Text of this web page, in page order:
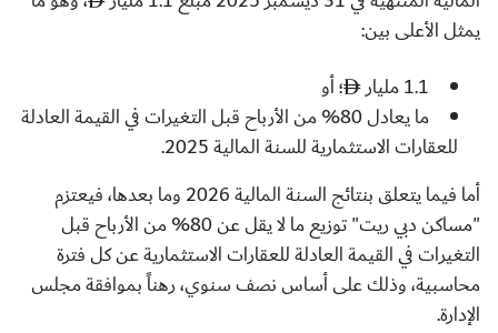
يمثل الأعلى بين:
1.1 مليار
؛ أو
ما يعادل 80% من الأرباح قبل التغيرات في القيمة العادلة
للعقارات الاستثمارية للسنة المالية 2025.
أما فيما يتعلق بنتائج السنة المالية 2026 وما بعدها، فيعتزم
"مساكن دبي ريت" توزيع ما لا يقل عن 80% من الأرباح قبل
التغيرات في القيمة العادلة للعقارات الاستثمارية عن كل فترة
محاسبية، وذلك على أساس نصف سنوي، رهناً بموافقة مجلس
الإدارة.